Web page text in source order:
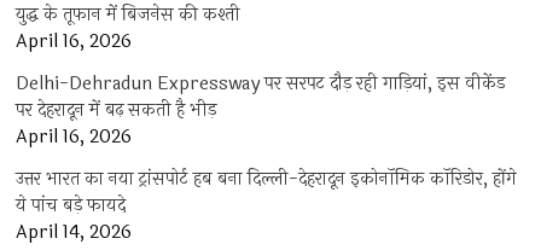
युद्ध के तूफान में बिजनेस की कश्ती
April 16, 2026
Delhi-Dehradun Expressway पर सरपट दौड़ रही गाड़ियां, इस वीकेंड
पर देहरादून में बढ़ सकती है भीड़
April 16, 2026
उत्तर भारत का नया ट्रांसपोर्ट हब बना दिल्ली-देहरादून इकोनॉमिक कॉरिडोर, होंगे
ये पांच बड़े फायदे
April 14, 2026